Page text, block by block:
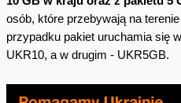
osób, które przebywają na
przypadku pakiet uruchamia się
UKR10, a w drugim - UKR5GB.